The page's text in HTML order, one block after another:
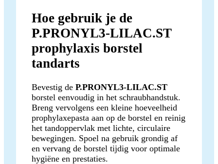
Hoe gebruik je de
P.PRONYL3-LILAC.ST
prophylaxis borstel
tandarts
Bevestig de P.PRONYL3-LILAC.ST
borstel eenvoudig in het schraubhandstuk.
Breng vervolgens een kleine hoeveelheid
prophylaxepasta aan op de borstel en reinig
het tandoppervlak met lichte, circulaire
bewegingen. Spoel na gebruik grondig af
en vervang de borstel tijdig voor optimale
hygiëne en prestaties.